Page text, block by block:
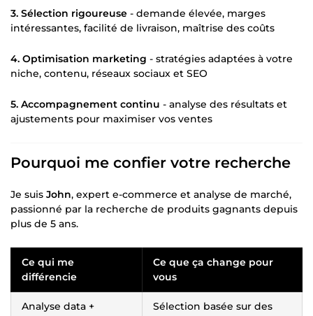
3. Sélection rigoureuse - demande élevée, marges
intéressantes, facilité de livraison, maîtrise des coûts
4. Optimisation marketing - stratégies adaptées à votre
niche, contenu, réseaux sociaux et SEO
5. Accompagnement continu - analyse des résultats et
ajustements pour maximiser vos ventes
Pourquoi me confier votre recherche
Je suis John, expert e-commerce et analyse de marché,
passionné par la recherche de produits gagnants depuis
plus de 5 ans.
Ce qui me
différencie
Ce que ça change pour
vous
Analyse data +
Sélection basée sur des